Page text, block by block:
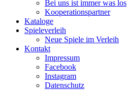
Bei uns ist immer was los
Kooperationspartner
Kataloge
Spieleverleih
Neue Spiele im Verleih
Kontakt
Impressum
Facebook
Instagram
Datenschutz